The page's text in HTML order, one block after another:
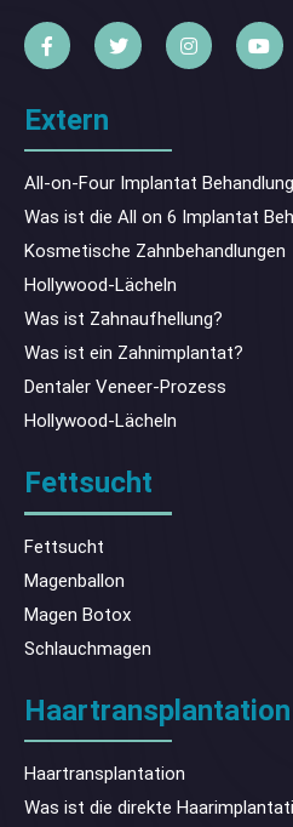
Extern
All-on-Four Implantat Behandlung
Was ist die All on 6 Implantat
Kosmetische Zahnbehandlungen
Hollywood-Lächeln
Was ist Zahnaufhellung?
Was ist ein Zahnimplantat?
Dentaler Veneer-Prozess
Hollywood-Lächeln
Fettsucht
Fettsucht
Magenballon
Magen Botox
Schlauchmagen
Haartransplantation
Haartransplantation
Was ist die direkte